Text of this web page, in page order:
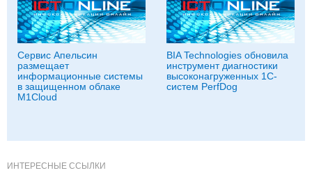
Сервис Апельсин
размещает
информационные системы
в защищенном облаке
M1Cloud
BIA Technologies обновила
инструмент диагностики
высоконагруженных 1С-
систем PerfDog
ИНТЕРЕСНЫЕ ССЫЛКИ